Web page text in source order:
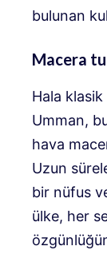
bulunan
Macera
Hala
Umman,
hava
Uzun
bir nüfus
ülke, her